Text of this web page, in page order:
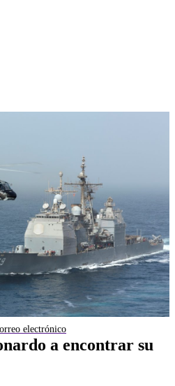
electrónico
a encontrar su